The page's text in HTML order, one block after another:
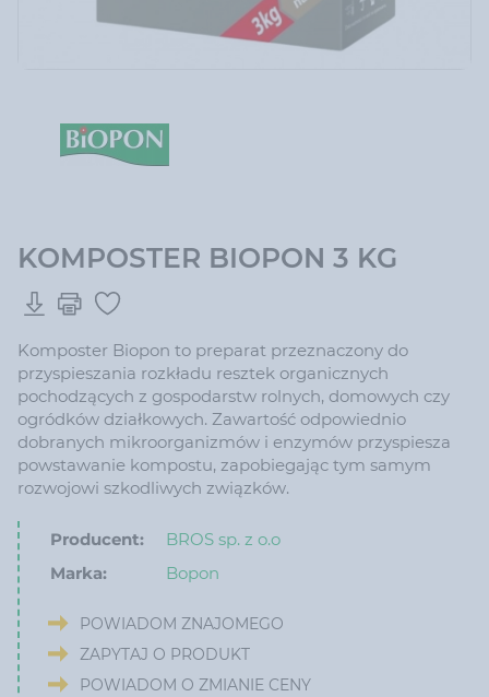
KOMPOSTER BIOPON 3 KG
Komposter Biopon to preparat przeznaczony do
przyspieszania rozkładu resztek organicznych
pochodzących z gospodarstw rolnych, domowych czy
ogródków działkowych. Zawartość odpowiednio
dobranych mikroorganizmów i enzymów przyspiesza
powstawanie kompostu, zapobiegając tym samym
rozwojowi szkodliwych związków.
Producent:
BROS sp. z o.o
Marka:
Bopon
POWIADOM ZNAJOMEGO
ZAPYTAJ O PRODUKT
POWIADOM O ZMIANIE CENY